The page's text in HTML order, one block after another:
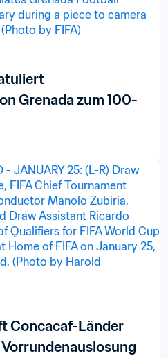
Grenada zum 100-
Concacaf-Länder